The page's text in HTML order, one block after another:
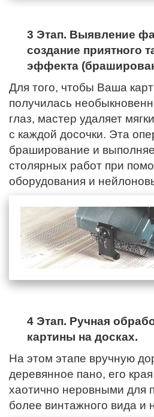
3 Этап. Выявление
создание приятного
эффекта
Для того, чтобы Ваша
получилась
глаз, мастер удаляет
с каждой досочки. Эта
браширование и
столярных работ при
оборудования и
4 Этап. Ручная
картины на досках.
На этом этапе вручную
деревянное пано, его края
хаотично неровными для
более винтажного вида и